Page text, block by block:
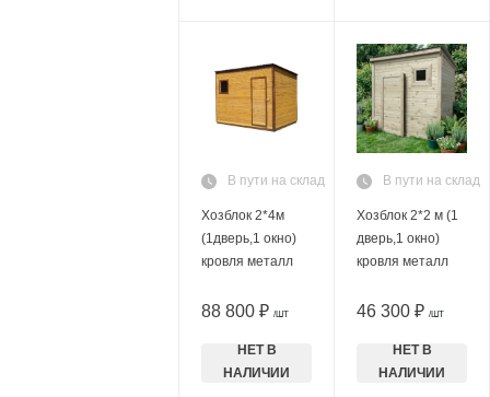
В пути на склад
Хозблок 2*4м
(1дверь,1 окно)
кровля металл
88 800 ₽ /ШТ
НЕТ В
НАЛИЧИИ
В пути на склад
Хозблок 2*2 м (1
дверь,1 окно)
кровля металл
46 300 ₽ /ШТ
НЕТ В
НАЛИЧИИ